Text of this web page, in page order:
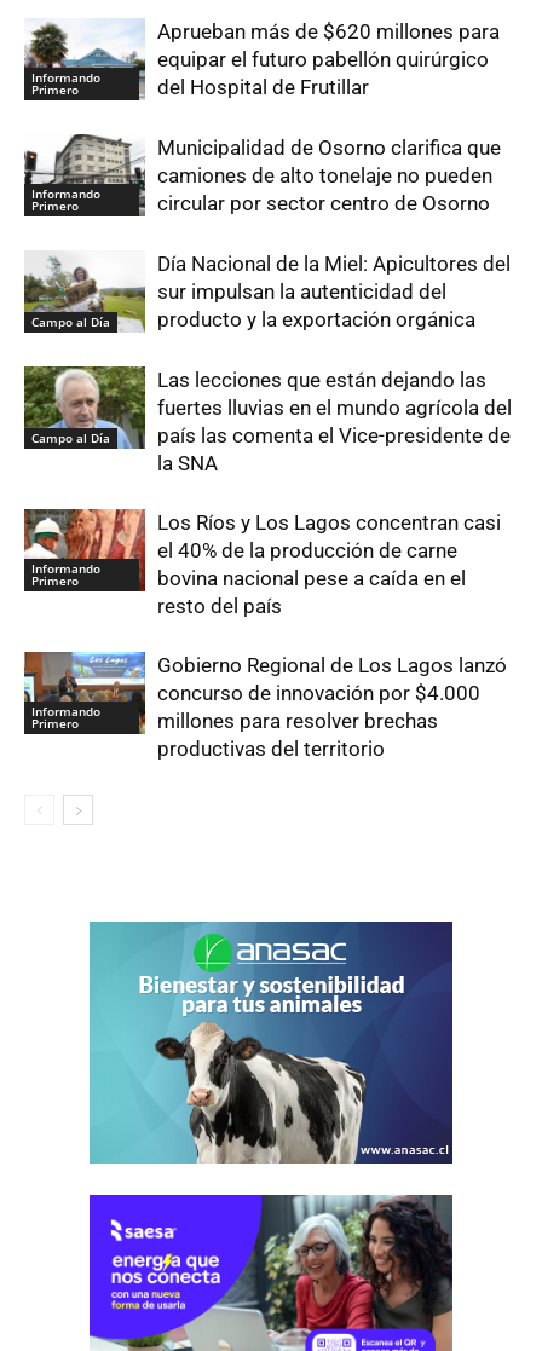
Informando
Primero
Aprueban más de $620 millones para
equipar el futuro pabellón quirúrgico
del Hospital de Frutillar
Informando
Primero
Municipalidad de Osorno clarifica que
camiones de alto tonelaje no pueden
circular por sector centro de Osorno
Campo al Día
Día Nacional de la Miel: Apicultores del
sur impulsan la autenticidad del
producto y la exportación orgánica
Campo al Día
Las lecciones que están dejando las
fuertes lluvias en el mundo agrícola del
país las comenta el Vice-presidente de
la SNA
Informando
Primero
Los Ríos y Los Lagos concentran casi
el 40% de la producción de carne
bovina nacional pese a caída en el
resto del país
Informando
Primero
Gobierno Regional de Los Lagos lanzó
concurso de innovación por $4.000
millones para resolver brechas
productivas del territorio